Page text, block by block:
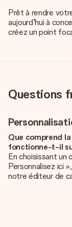
Prêt à rendre
aujourd'hui à
créez un point
Questions
Que comprend
fonctionne-t-il
En choisissant un
Personnalisez ici
notre éditeur de
unique pour
La